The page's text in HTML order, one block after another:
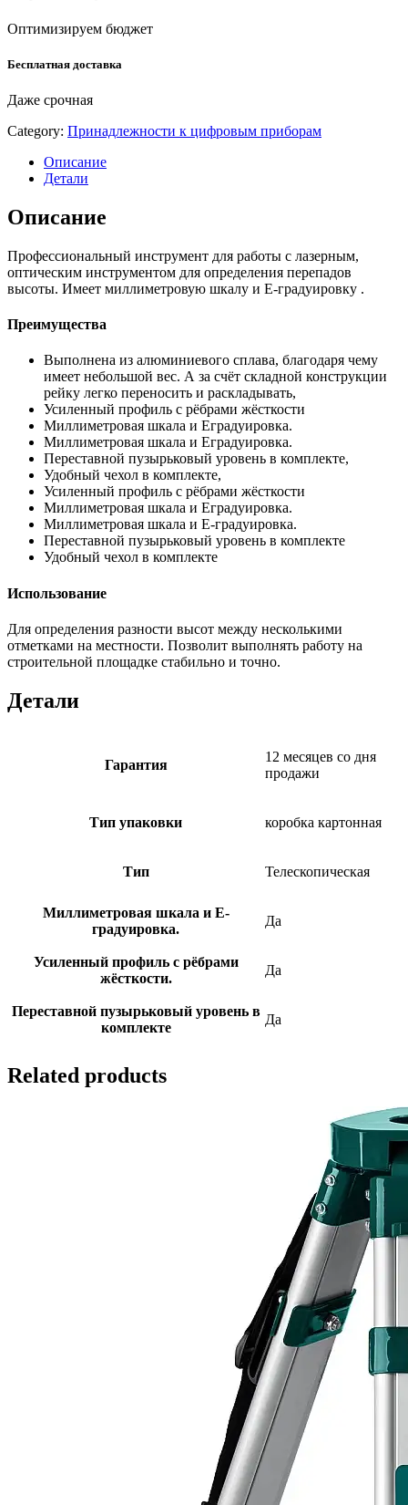
Оптимизируем бюджет
Бесплатная доставка
Даже срочная
Category: Принадлежности к цифровым приборам
Описание
Детали
Описание
Профессиональный инструмент для работы с лазерным,
оптическим инструментом для определения перепадов
высоты. Имеет миллиметровую шкалу и E-градуировку .
Преимущества
Выполнена из алюминиевого сплава, благодаря чему
имеет небольшой вес. А за счёт складной конструкции
рейку легко переносить и раскладывать,
Усиленный профиль с рёбрами жёсткости
Миллиметровая шкала и Eградуировка.
Миллиметровая шкала и Eградуировка.
Переставной пузырьковый уровень в комплекте,
Удобный чехол в комплекте,
Усиленный профиль с рёбрами жёсткости
Миллиметровая шкала и Eградуировка.
Миллиметровая шкала и E-градуировка.
Переставной пузырьковый уровень в комплекте
Удобный чехол в комплекте
Использование
Для определения разности высот между несколькими
отметками на местности. Позволит выполнять работу на
строительной площадке стабильно и точно.
Детали
Гарантия
12 месяцев со дня
продажи
Тип упаковки коробка картонная
Тип Телескопическая
Миллиметровая шкала и E-
градуировка.
Да
Усиленный профиль с рёбрами
жёсткости.
Да
Переставной пузырьковый уровень в
комплекте
Да
Related products